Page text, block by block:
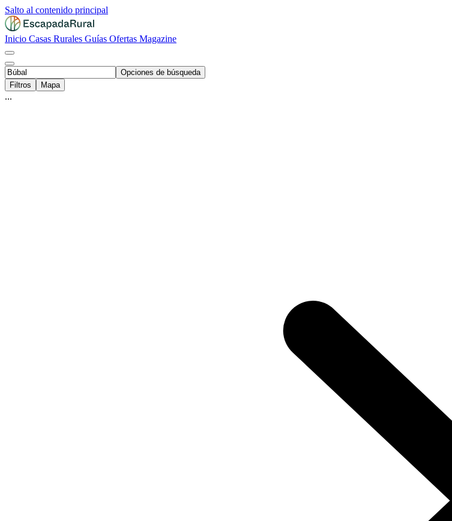
Salto al contenido principal
Inicio Casas Rurales Guías Ofertas Magazine
Opciones de búsqueda
Filtros
Mapa
...